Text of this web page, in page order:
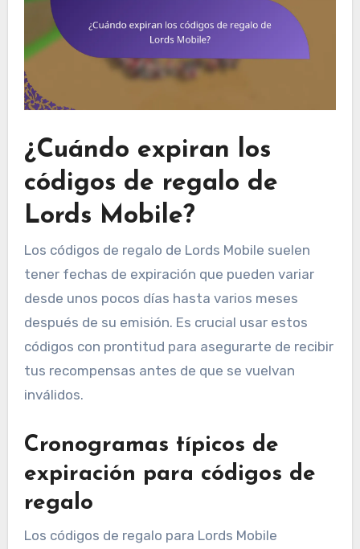
¿Cuándo expiran los
códigos de regalo de
Lords Mobile?
Los códigos de regalo de Lords Mobile suelen
tener fechas de expiración que pueden variar
desde unos pocos días hasta varios meses
después de su emisión. Es crucial usar estos
códigos con prontitud para asegurarte de recibir
tus recompensas antes de que se vuelvan
inválidos.
Cronogramas típicos de
expiración para códigos de
regalo
Los códigos de regalo para Lords Mobile